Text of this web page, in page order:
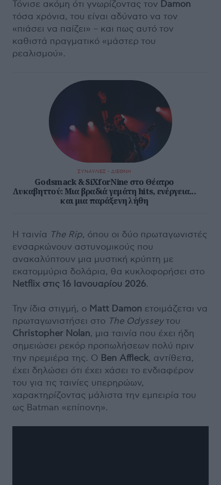
Τόνισε ακόμη ότι γνωρίζοντας τον Damon
τόσα χρόνια, του είναι αδύνατο να τον
«πιάσει να παίζει» – και πως αυτό τον
καθιστά πραγματικό «μάστερ του
ρεαλισμού».
ΣΥΝΑΥΛΙΕΣ - ΔΙΕΘΝΗ
Godsmack & SiXforNine στο Θέατρο
Λυκαβηττού: Μια βραδιά γεμάτη hits, ενέργεια...
και μια παράξενη λήθη
Η ταινία The Rip, όπου οι δύο πρωταγωνιστές
ενσαρκώνουν αστυνομικούς που
ανακαλύπτουν μια μυστική κρύπτη με
εκατομμύρια δολάρια, θα κυκλοφορήσει στο
Netflix στις 16 Ιανουαρίου 2026.
Την ίδια στιγμή, ο Matt Damon ετοιμάζεται να
πρωταγωνιστήσει στο The Odysseyτου
Christopher Nolan, μια ταινία που έχει ήδη
σημειώσει ρεκόρ προπωλήσεων πολύ πριν
την πρεμιέρα της. Ο Ben Affleck, αντίθετα,
έχει δηλώσει ότι έχει χάσει το ενδιαφέρον
του για τις ταινίες υπερηρώων,
χαρακτηρίζοντας μάλιστα την εμπειρία του
ως Batman «επίπονη».